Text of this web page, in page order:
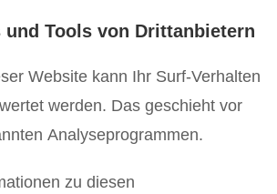
und Tools von Drittanbietern
Website kann Ihr Surf-Verhalten
werden. Das geschieht vor
Analyseprogrammen.
zu diesen